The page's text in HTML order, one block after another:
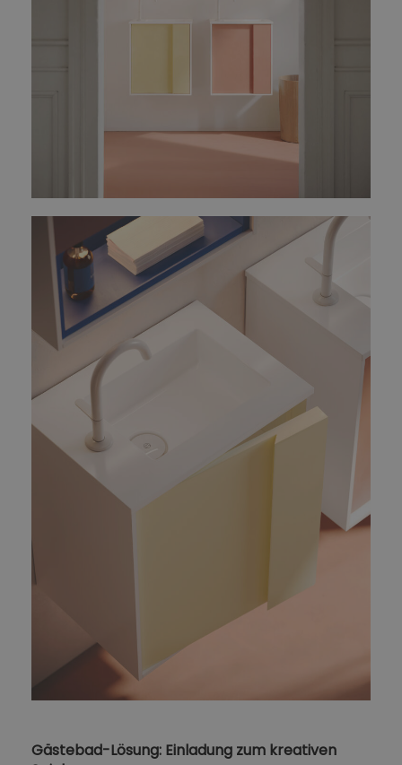
Gästebad-Lösung: Einladung zum kreativen